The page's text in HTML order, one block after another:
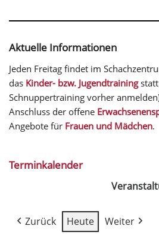
Aktuelle Informationen
Jeden Freitag findet im
das Kinder- bzw. Jugendtrainingstatt
Schnuppertraining vorher
Anschluss der offene
Angebote für Frauen und Mädchen.
Terminkalender
Zurück Heute
Weiter